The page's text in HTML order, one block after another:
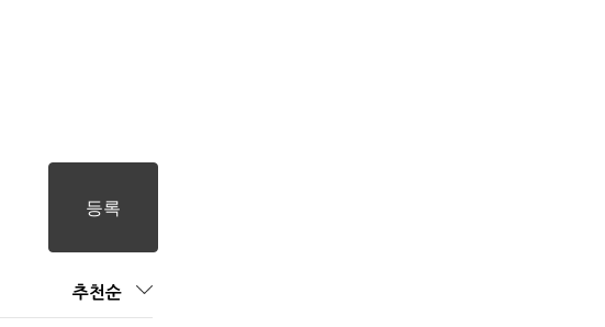
추천순